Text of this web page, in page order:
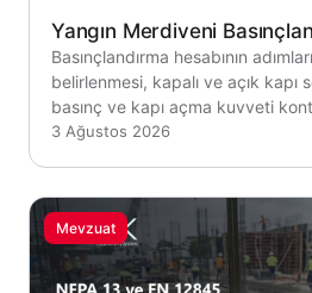
Yangın Merdiveni
Basınçlandırma hesabının
belirlenmesi, kapalı ve açık kapı
basınç ve kapı açma kuvveti
3 Ağustos 2026
Mevzuat